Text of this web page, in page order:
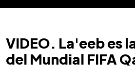
VIDEO. La'eeb es
del Mundial FIFA